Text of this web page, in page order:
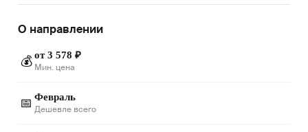
О направлении
💰 от 3 578 ₽
Мин. цена
📅 Февраль
Дешевле всего